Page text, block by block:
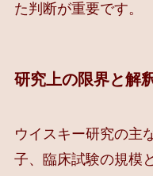
た判断が重要です。
研究上の限界と解
ウイスキー研究の主
子、臨床試験の規模